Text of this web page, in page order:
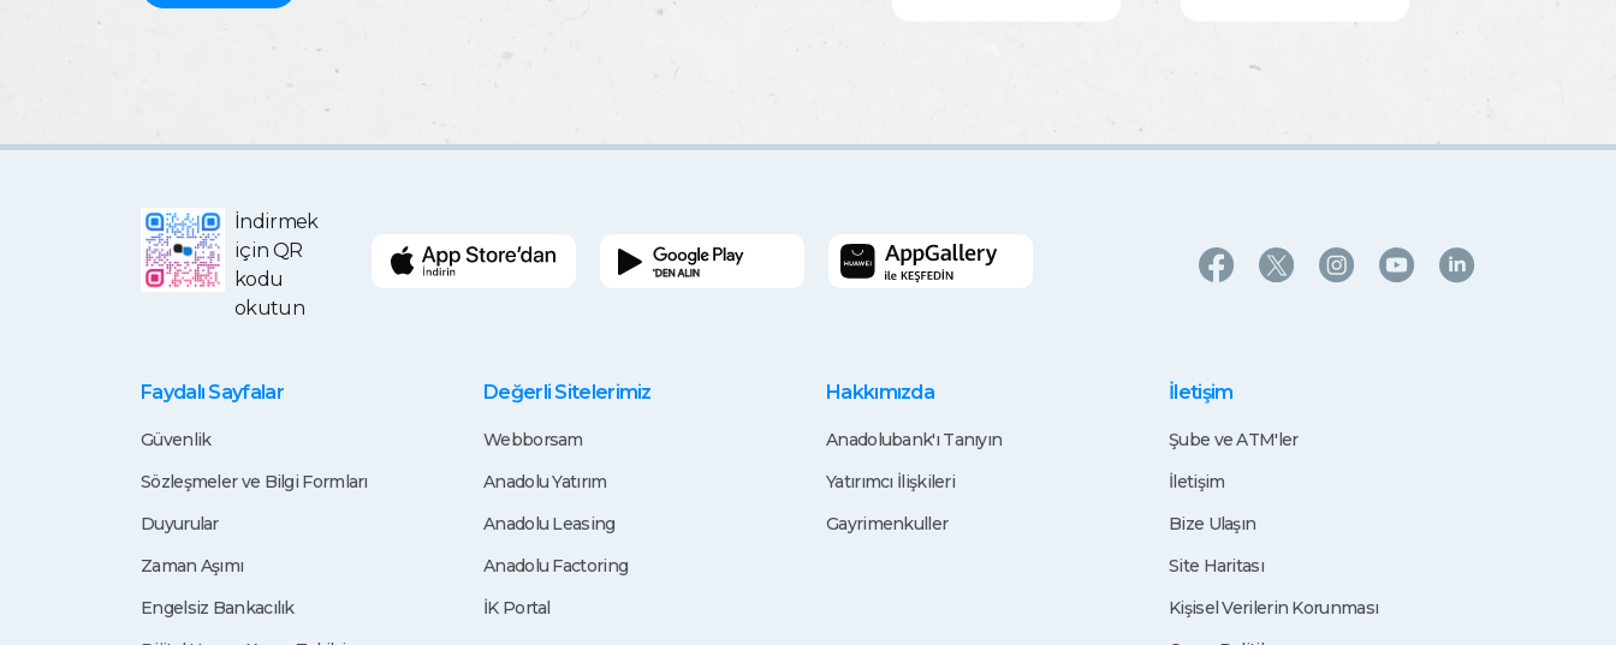
İndirmek
için QR
kodu
okutun
Faydalı Sayfalar
Güvenlik
Sözleşmeler ve Bilgi Formları
Duyurular
Zaman Aşımı
Engelsiz Bankacılık
Değerli Sitelerimiz
Webborsam
Anadolu Yatırım
Anadolu Leasing
Anadolu Factoring
İK Portal
Hakkımızda
Anadolubank'ı Tanıyın
Yatırımcı İlişkileri
Gayrimenkuller
İletişim
Şube ve ATM'ler
İletişim
Bize Ulaşın
Site Haritası
Kişisel Verilerin Korunması